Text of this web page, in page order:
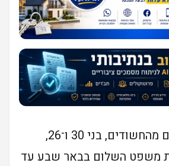
מעצרם של שניים מהחשודים, בני 30 ו־26,
משפט השלום בבאר שבע עד